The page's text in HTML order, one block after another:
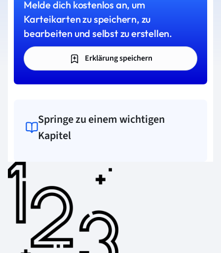
Melde dich kostenlos an, um
Karteikarten zu speichern, zu
bearbeiten und selbst zu erstellen.
Erklärung speichern
Springe zu einem wichtigen
Kapitel